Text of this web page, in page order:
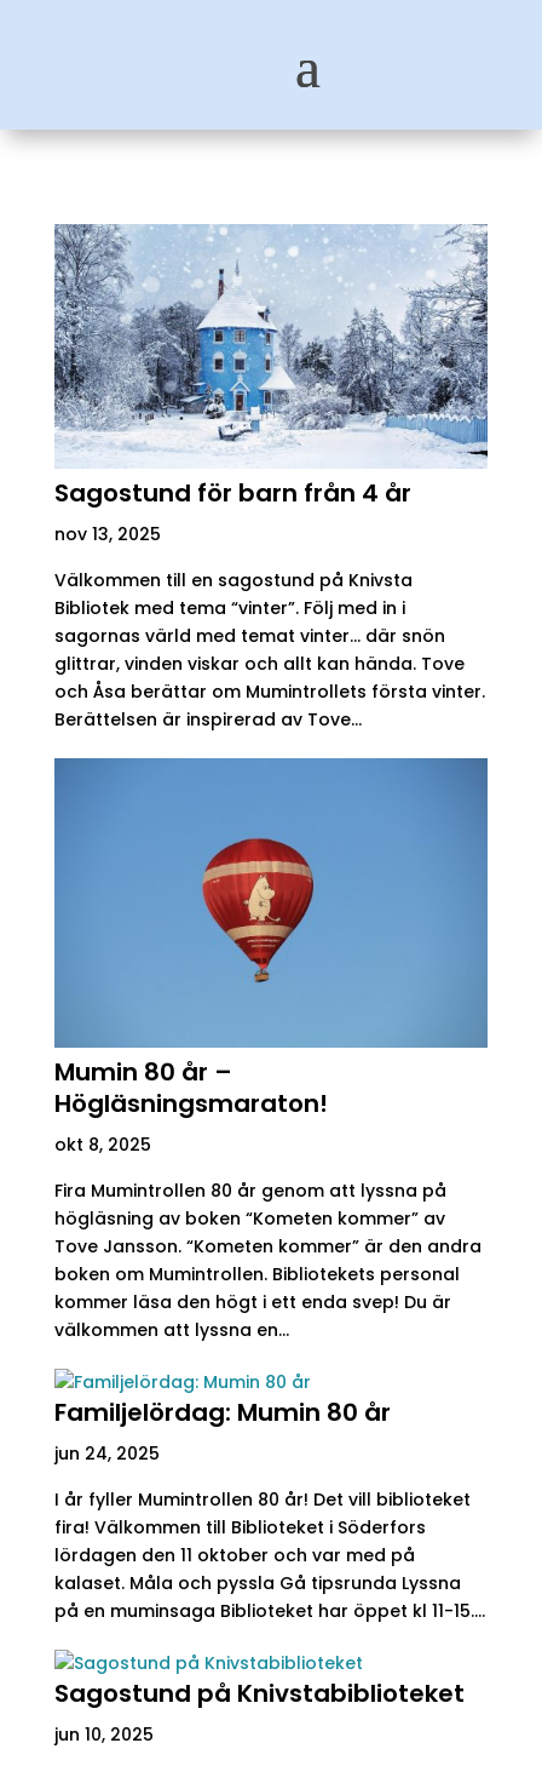
Sagostund för barn från 4 år
nov 13, 2025
Välkommen till en sagostund på Knivsta
Bibliotek med tema “vinter”. Följ med in i
sagornas värld med temat vinter… där snön
glittrar, vinden viskar och allt kan hända. Tove
och Åsa berättar om Mumintrollets första vinter.
Berättelsen är inspirerad av Tove...
Mumin 80 år –
Högläsningsmaraton!
okt 8, 2025
Fira Mumintrollen 80 år genom att lyssna på
högläsning av boken “Kometen kommer” av
Tove Jansson. “Kometen kommer” är den andra
boken om Mumintrollen. Bibliotekets personal
kommer läsa den högt i ett enda svep! Du är
välkommen att lyssna en...
Familjelördag: Mumin 80 år
jun 24, 2025
I år fyller Mumintrollen 80 år! Det vill biblioteket
fira! Välkommen till Biblioteket i Söderfors
lördagen den 11 oktober och var med på
kalaset. Måla och pyssla Gå tipsrunda Lyssna
på en muminsaga Biblioteket har öppet kl 11-15....
Sagostund på Knivstabiblioteket
jun 10, 2025